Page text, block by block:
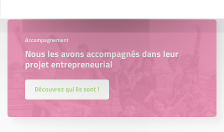
Accompagnement
Nous les avons accompagnés dans leur
projet entrepreneurial
Découvrez qui ils sont !